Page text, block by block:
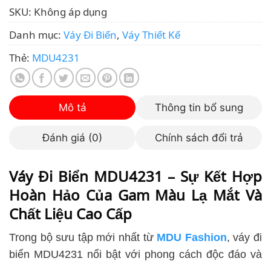
SKU:Không áp dụng
Danh mục:Váy Đi Biển,Váy Thiết Kế
Thẻ:MDU4231
Mô tả Thông tin bổ sung
Đánh giá (0) Chính sách đổi trả
Váy Đi Biển MDU4231 – Sự Kết Hợp
Hoàn Hảo Của Gam Màu Lạ Mắt Và
Chất Liệu Cao Cấp
Trong bộ sưu tập mới nhất từMDU Fashion, váy đi
biển MDU4231 nổi bật với phong cách độc đáo và